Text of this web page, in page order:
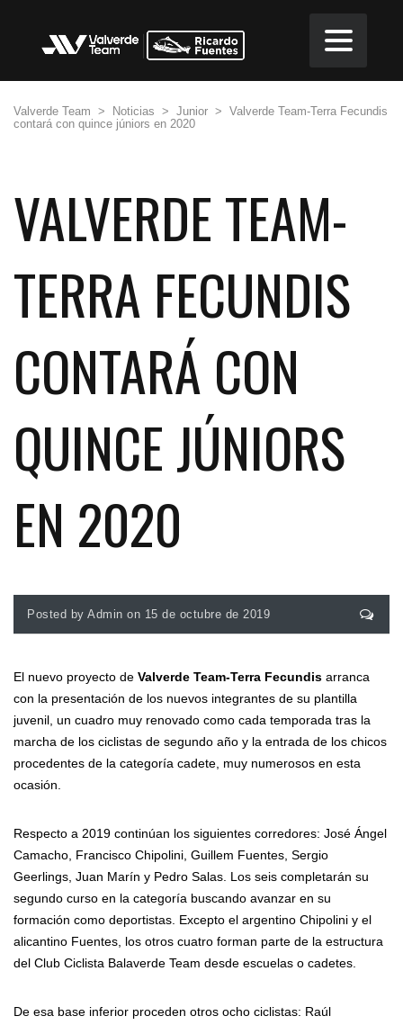
Valverde Team > Noticias > Junior > Valverde Team-Terra Fecundis
contará con quince júniors en 2020
VALVERDE TEAM-
TERRA FECUNDIS
CONTARÁ CON
QUINCE JÚNIORS
EN 2020
Posted by Admin on 15 de octubre de 2019
El nuevo proyecto de Valverde Team-Terra Fecundis arranca
con la presentación de los nuevos integrantes de su plantilla
juvenil, un cuadro muy renovado como cada temporada tras la
marcha de los ciclistas de segundo año y la entrada de los chicos
procedentes de la categoría cadete, muy numerosos en esta
ocasión.
Respecto a 2019 continúan los siguientes corredores: José Ángel
Camacho, Francisco Chipolini, Guillem Fuentes, Sergio
Geerlings, Juan Marín y Pedro Salas. Los seis completarán su
segundo curso en la categoría buscando avanzar en su
formación como deportistas. Excepto el argentino Chipolini y el
alicantino Fuentes, los otros cuatro forman parte de la estructura
del Club Ciclista Balaverde Team desde escuelas o cadetes.
De esa base inferior proceden otros ocho ciclistas: Raúl